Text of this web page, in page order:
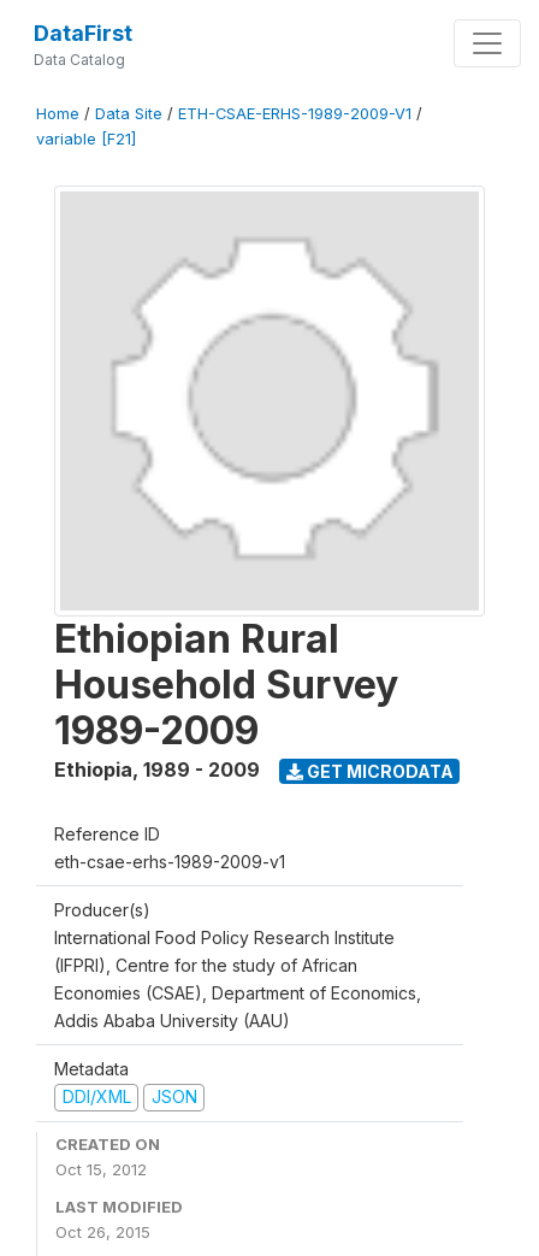
DataFirst
Data Catalog
Home / Data Site / ETH-CSAE-ERHS-1989-2009-V1 /
variable [F21]
Ethiopian Rural
Household Survey
1989-2009
Ethiopia, 1989 - 2009 GET MICRODATA
Reference ID
eth-csae-erhs-1989-2009-v1
Producer(s)
International Food Policy Research Institute
(IFPRI), Centre for the study of African
Economies (CSAE), Department of Economics,
Addis Ababa University (AAU)
Metadata
DDI/XML
JSON
CREATED ON
Oct 15, 2012
LAST MODIFIED
Oct 26, 2015